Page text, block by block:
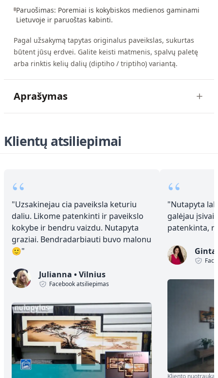
Paruošimas: Poremiai is kokybiskos medienos gaminami
Lietuvoje ir paruoštas kabinti.
Pagal užsakymą tapytas originalus paveikslas, sukurtas
būtent jūsų erdvei. Galite keisti matmenis, spalvų paletę
arba rinktis kelių dalių (diptiho / triptiho) variantą.
Aprašymas
Klientų atsiliepimai
“
"Uzsakinejau cia paveiksla keturiu
daliu. Likome patenkinti ir paveikslo
kokybe ir bendru vaizdu. Nutapyta
graziai. Bendradarbiauti buvo malonu
🙂"
Julianna •Vilnius
Facebook atsiliepimas
“
"Nutapyta
galėjau
patenkinta,